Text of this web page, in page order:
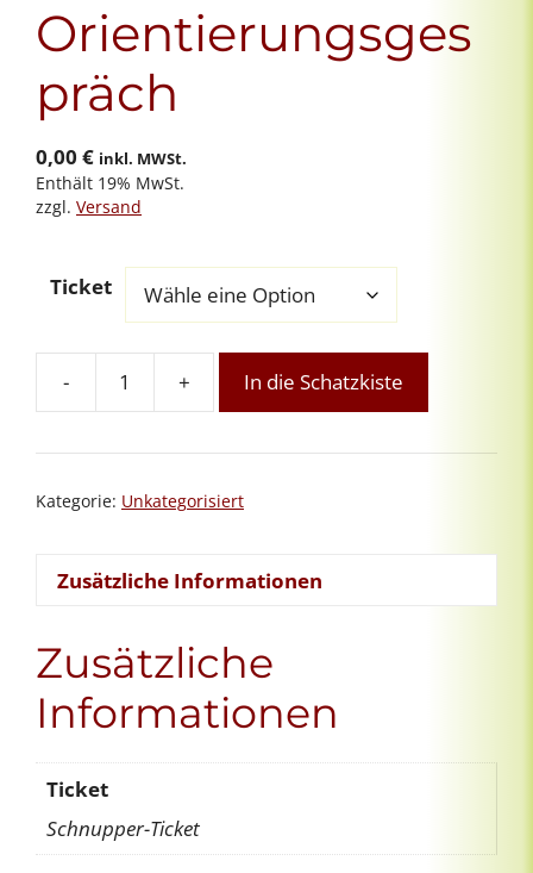
Orientierungsges
präch
0,00 € inkl. MWSt.
Enthält 19% MwSt.
zzgl. Versand
Ticket
-
Orientierungsgespräch
+ In die Schatzkiste
Kategorie: Unkategorisiert
Zusätzliche Informationen
Zusätzliche
Informationen
Ticket
Schnupper-Ticket